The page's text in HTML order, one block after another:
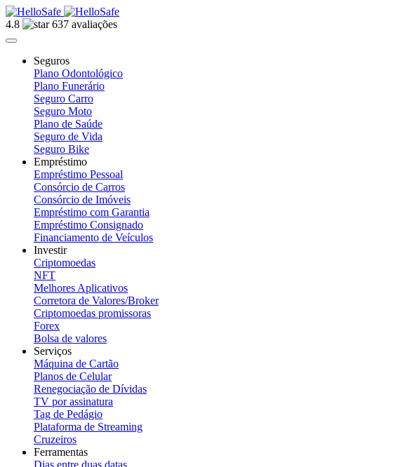
4.8 637 avaliações
Seguros
Plano Odontológico
Plano Funerário
Seguro Carro
Seguro Moto
Plano de Saúde
Seguro de Vida
Seguro Bike
Empréstimo
Empréstimo Pessoal
Consórcio de Carros
Consórcio de Imóveis
Empréstimo com Garantia
Empréstimo Consignado
Financiamento de Veículos
Investir
Criptomoedas
NFT
Melhores Aplicativos
Corretora de Valores/Broker
Criptomoedas promissoras
Forex
Bolsa de valores
Serviços
Máquina de Cartão
Planos de Celular
Renegociação de Dívidas
TV por assinatura
Tag de Pedágio
Plataforma de Streaming
Cruzeiros
Ferramentas
Dias entre duas datas